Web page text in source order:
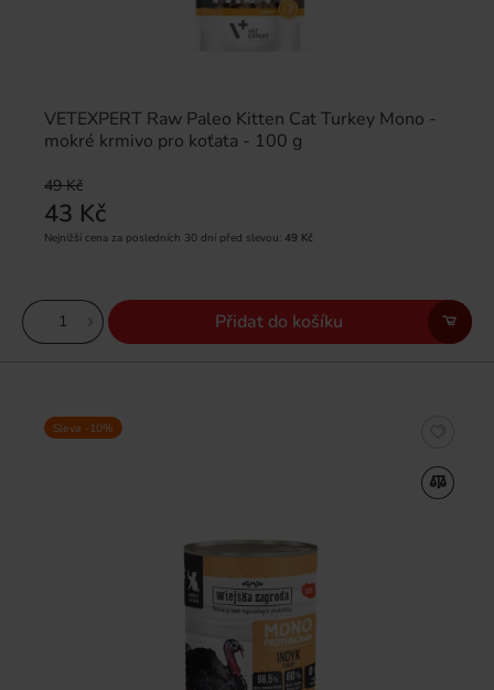
VETEXPERT Raw Paleo Kitten Cat Turkey Mono -
mokré krmivo pro koťata - 100 g
49 Kč
43 Kč
Nejnižší cena za posledních 30 dní před slevou: 49 Kč
Přidat do košíku
Sleva -10%